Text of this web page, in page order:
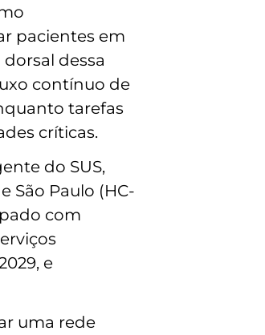
pacientes em
dessa
contínuo de
tarefas
críticas.
do SUS,
São Paulo (HC-
com
e
uma rede